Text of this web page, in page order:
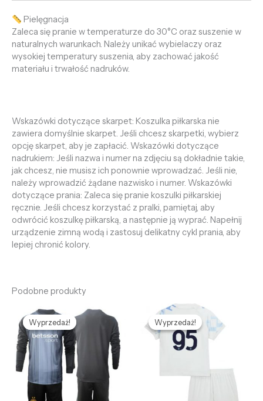
Pielęgnacja
Zaleca się pranie w temperaturze do 30°C oraz suszenie w
naturalnych warunkach. Należy unikać wybielaczy oraz
wysokiej temperatury suszenia, aby zachować jakość
materiału i trwałość nadruków.
Wskazówki dotyczące skarpet: Koszulka piłkarska nie
zawiera domyślnie skarpet. Jeśli chcesz skarpetki, wybierz
opcję skarpet, aby je zapłacić. Wskazówki dotyczące
nadrukiem: Jeśli nazwa i numer na zdjęciu są dokładnie takie,
jak chcesz, nie musisz ich ponownie wprowadzać. Jeśli nie,
należy wprowadzić żądane nazwisko i numer. Wskazówki
dotyczące prania: Zaleca się pranie koszulki piłkarskiej
ręcznie. Jeśli chcesz korzystać z pralki, pamiętaj, aby
odwrócić koszulkę piłkarską, a następnie ją wyprać. Napełnij
urządzenie zimną wodą i zastosuj delikatny cykl prania, aby
lepiej chronić kolory.
Podobne produkty
Wyprzedaż!
Wyprzedaż!
Pierwotna
cena
wynosiła:
469,89 zł.
Aktualna
cena
wynosi:
127,65 zł.
Wyprzedaż!
Wyprzedaż!
Pierwotna
cena
wynosiła:
469,89 zł.
Aktualna
cena
wynosi:
127,65 zł.